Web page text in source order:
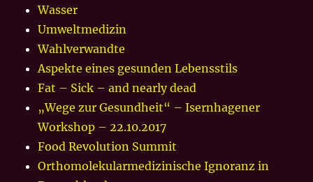
Wasser
Umweltmedizin
Wahlverwandte
Aspekte eines gesunden Lebensstils
Fat – Sick – and nearly dead
„Wege zur Gesundheit“ – Isernhagener
Workshop – 22.10.2017
Food Revolution Summit
Orthomolekularmedizinische Ignoranz in